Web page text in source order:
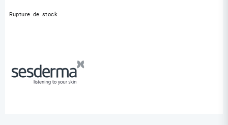
Rupture de stock